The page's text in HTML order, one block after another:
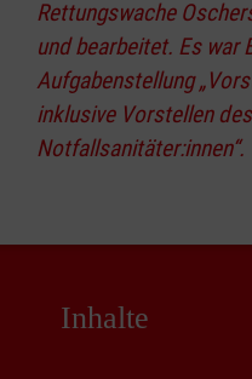
Rettungswache
und bearbeitet. Es war
Aufgabenstellung
inklusive Vorstellen
Notfallsanitäter:innen“.
Inhalte